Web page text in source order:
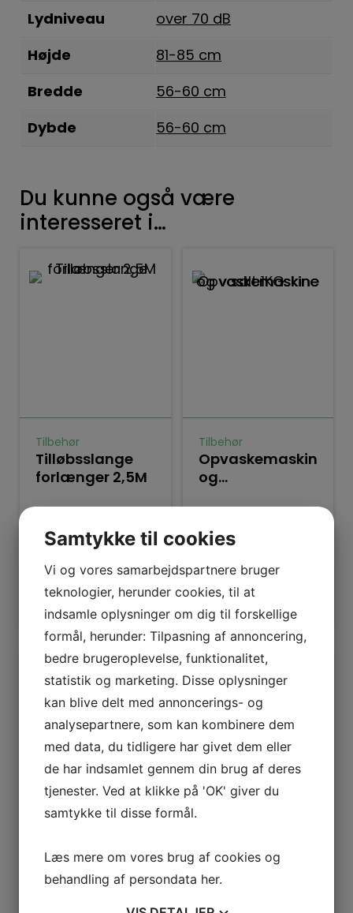
Lydniveau over 70 dB
Højde 81-85 cm
Bredde 56-60 cm
Dybde 56-60 cm
Du kunne også være
interesseret i…
Tilbehør
Tilløbsslange
forlænger 2,5M
Tilføj til kurv
Tilbehør
Opvaskemaskine
og
Tilføj til kurv
Drypbakke 45
cm til opvaske-
Afløbsslange
forlænger 2,5M
Samtykke til cookies
Vi og vores samarbejdspartnere bruger
teknologier, herunder cookies, til at
indsamle oplysninger om dig til forskellige
formål, herunder: Tilpasning af annoncering,
bedre brugeroplevelse, funktionalitet,
statistik og marketing. Disse oplysninger
kan blive delt med annoncerings- og
analysepartnere, som kan kombinere dem
med data, du tidligere har givet dem eller
de har indsamlet gennem din brug af deres
tjenester. Ved at klikke på 'OK' giver du
samtykke til disse formål.
Læs mere om vores brug af cookies og
behandling af persondata her.